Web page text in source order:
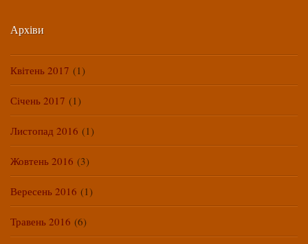
Архіви
Квітень 2017 (1)
Січень 2017 (1)
Листопад 2016 (1)
Жовтень 2016 (3)
Вересень 2016 (1)
Травень 2016 (6)